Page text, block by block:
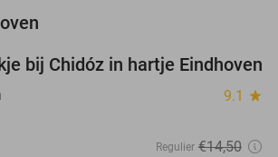
31%
bij Chidóz in hartje Eindhoven
9.1 star
Regulier €14,50